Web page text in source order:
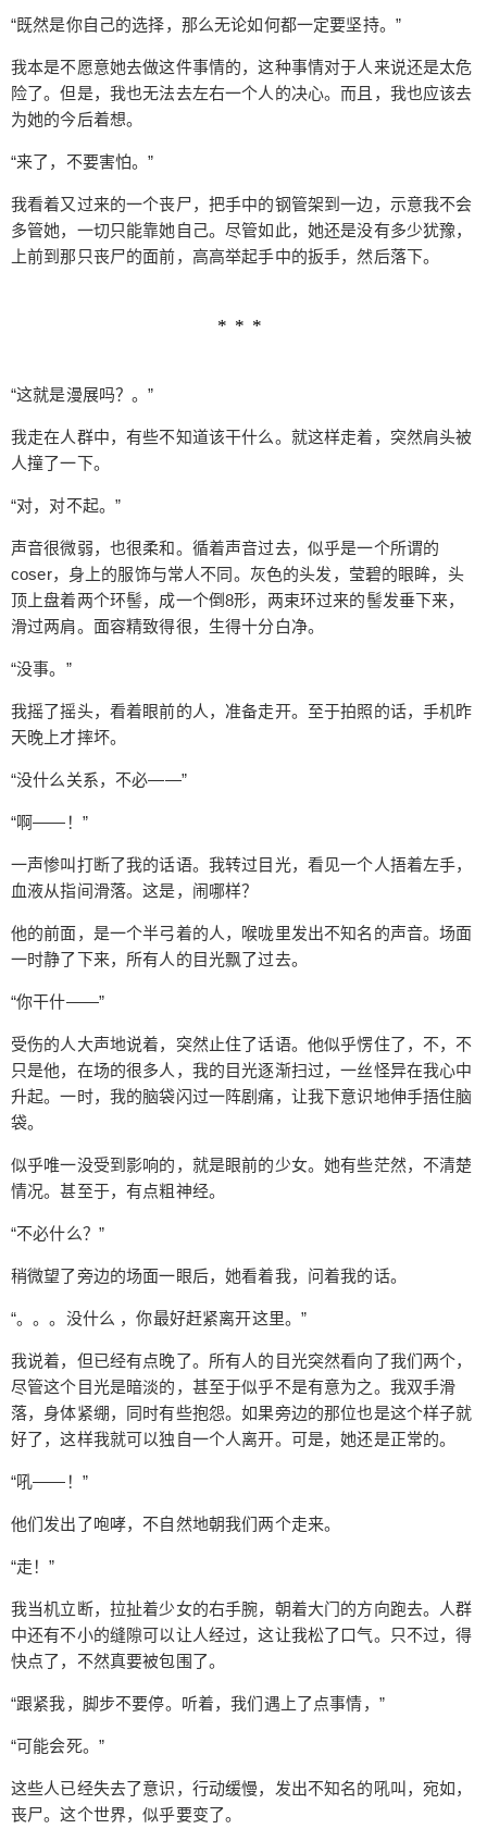
“既然是你自己的选择，那么无论如何都一定要坚持。”
我本是不愿意她去做这件事情的，这种事情对于人来说还是太危
险了。但是，我也无法去左右一个人的决心。而且，我也应该去
为她的今后着想。
“来了，不要害怕。”
我看着又过来的一个丧尸，把手中的钢管架到一边，示意我不会
多管她，一切只能靠她自己。尽管如此，她还是没有多少犹豫，
上前到那只丧尸的面前，高高举起手中的扳手，然后落下。
“这就是漫展吗？。”
我走在人群中，有些不知道该干什么。就这样走着，突然肩头被
人撞了一下。
“对，对不起。”
声音很微弱，也很柔和。循着声音过去，似乎是一个所谓的
coser，身上的服饰与常人不同。灰色的头发，莹碧的眼眸，头
顶上盘着两个环髻，成一个倒8形，两束环过来的髻发垂下来，
滑过两肩。面容精致得很，生得十分白净。
“没事。”
我摇了摇头，看着眼前的人，准备走开。至于拍照的话，手机昨
天晚上才摔坏。
“没什么关系，不必——”
“啊——！”
一声惨叫打断了我的话语。我转过目光，看见一个人捂着左手，
血液从指间滑落。这是，闹哪样？
他的前面，是一个半弓着的人，喉咙里发出不知名的声音。场面
一时静了下来，所有人的目光飘了过去。
“你干什——”
受伤的人大声地说着，突然止住了话语。他似乎愣住了，不，不
只是他，在场的很多人，我的目光逐渐扫过，一丝怪异在我心中
升起。一时，我的脑袋闪过一阵剧痛，让我下意识地伸手捂住脑
袋。
似乎唯一没受到影响的，就是眼前的少女。她有些茫然，不清楚
情况。甚至于，有点粗神经。
“不必什么？”
稍微望了旁边的场面一眼后，她看着我，问着我的话。
“。。。没什么 ，你最好赶紧离开这里。”
我说着，但已经有点晚了。所有人的目光突然看向了我们两个，
尽管这个目光是暗淡的，甚至于似乎不是有意为之。我双手滑
落，身体紧绷，同时有些抱怨。如果旁边的那位也是这个样子就
好了，这样我就可以独自一个人离开。可是，她还是正常的。
“吼——！”
他们发出了咆哮，不自然地朝我们两个走来。
“走！”
我当机立断，拉扯着少女的右手腕，朝着大门的方向跑去。人群
中还有不小的缝隙可以让人经过，这让我松了口气。只不过，得
快点了，不然真要被包围了。
“跟紧我，脚步不要停。听着，我们遇上了点事情，”
“可能会死。”
这些人已经失去了意识，行动缓慢，发出不知名的吼叫，宛如，
丧尸。这个世界，似乎要变了。
论如何都一定要坚持。” 我本是不愿意她去做这件事
情的，这种事情对于人来说还是太危险了。但是，
我也无法去左右一个人的决心。而且，我也应该去
为她的今后着想。 “来了，不要害怕。” 我看着又过
会多管她，一切只能靠她自己。尽管如此，她还是
没有多少犹豫，上前到那只丧尸的面前，高高举起
手中的扳手，然后落下。 “这就是漫展吗？。” 我走
在人群中，有些不知道该干什么。就这样走着，突
oser，身上的服饰与常人不同。灰色的头发，莹碧
环过来的髻发垂下来，滑过两肩。面容精致得很，
人，准备走开。至于拍照的话，手机昨天晚上才摔
坏。 “没什么关系，不必——” “啊——！” 一声惨叫
打断了我的话语。我转过目光，看见一个人捂着左
手，血液从指间滑落。这是，闹哪样？ 他的前面，
是一个半弓着的人，喉咙里发出不知名的声音。场
面一时静了下来，所有人的目光飘了过去。 “你干什
——” 受伤的人大声地说着，突然止住了话语。他似
乎愣住了，不，不只是他，在场的很多人，我的目
光逐渐扫过，一丝怪异在我心中升起。一时，我的
脑袋闪过一阵剧痛，让我下意识地伸手捂住脑袋。
似乎唯一没受到影响的，就是眼前的少女。她有些
茫然，不清楚情况。甚至于，有点粗神经。 “不必什
我的话。 “。。。没什么 ，你最好赶紧离开这里。”
我说着，但已经有点晚了。所有人的目光突然看向
不是有意为之。我双手滑落，身体紧绷，同时有些
抱怨。如果旁边的那位也是这个样子就好了，这样
我就可以独自一个人离开。可是，她还是正常的。
“吼——！” 他们发出了咆哮，不自然地朝我们两个
朝着大门的方向跑去。人群中还有不小的缝隙可以
让人经过，这让我松了口气。只不过，得快点了，
不然真要被包围了。 “跟紧我，脚步不要停。听着，
我们遇上了点事情，” “可能会死。” 这些人已经失去
了意识，行动缓慢，发出不知名的吼叫，宛如，丧
把前方依旧碍事的人扒到一边，他们的缓慢让我有
机会做这些事情，如果就这样轻松的地脱离危险就
好了。可惜，天不遂人意，当走到大门时，身后的
接倒在地上，脚踝却被扭着了。 “见了鬼。” “好
疼。” 少女皱了皱眉头，而我则不得不想办法补救。
如果我们都想活命的话，我希望你先别计较这种事
情。” 我说着，双手抓住她的双臂，扛在我的右肩
头，让她整个人搭在我的右肩上，好让我扛着她跑
路。为了固定，不得不双手抱住她的下半身。这种
姿势对于被抗者来说还是十分难受的，尤其是我还
么了。 “因为，活下去才是最重要的。” “很不错。”
这头丧尸被她杀死了，用了三下。她的觉悟很高，
或者说她的确已经摆正了自己的心态，尽管仍显得
有些逞强。 “咣当。” 带着血迹的扳手从她的手上滑
落，与水泥地相撞。杀和看着别人杀，其实感觉是
不一样的，第一次尝试还是对于她说还是太勉强
了。不过，习惯就好了。 我看着她煞白的脸，默然
不语。我算不上一个好人，所以，对不起了，既然
已经选择杀戮，那么就不允许停下来。 “前面有一家
责任的话，就算是你要死了，我也不会出手的，因